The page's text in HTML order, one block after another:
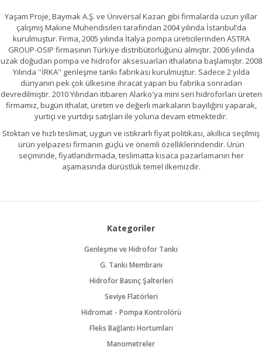
Yaşam Proje, Baymak A.Ş. ve Üniversal Kazan gibi firmalarda uzun yıllar
çalışmış Makine Mühendisileri tarafından 2004 yılında İstanbul’da
kurulmuştur. Firma, 2005 yılında İtalya pompa üreticilerinden ASTRA
GROUP-OSIP firmasının Türkiye distribütörlüğünü almıştır. 2006 yılında
uzak doğudan pompa ve hidrofor aksesuarları ithalatına başlamıştır. 2008
Yılında ''İRKA'' genleşme tankı fabrikası kurulmuştur. Sadece 2 yılda
dünyanın pek çok ülkesine ihracat yapan bu fabrika sonradan
devredilmiştir. 2010 Yılından itibaren Alarko'ya mini seri hidroforları üreten
firmamız, bugün ithalat, üretim ve değerli markaların bayiliğini yaparak,
yurtiçi ve yurtdışı satışları ile yoluna devam etmektedir.
Stoktan ve hızlı teslimat, uygun ve istikrarlı fiyat politikası, akıllıca seçilmiş
ürün yelpazesi firmanın güçlü ve önemli özelliklerindendir. Ürün
seçiminde, fiyatlandırmada, teslimatta kısaca pazarlamanın her
aşamasında dürüstlük temel ilkemizdir.
Kategoriler
Genleşme ve Hidrofor Tankı
G. Tankı Membranı
Hidrofor Basınç Şalterleri
Seviye Flatörleri
Hidromat - Pompa Kontrolörü
Fleks Bağlantı Hortumları
Manometreler